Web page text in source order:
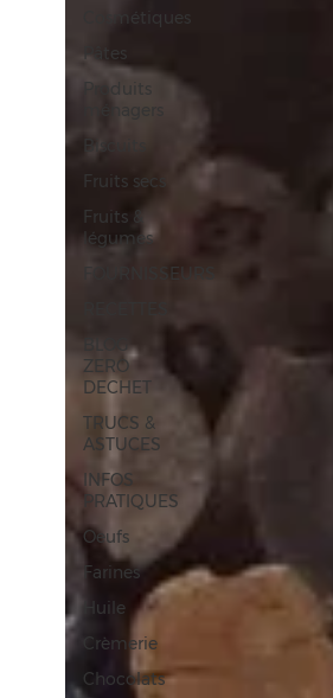
Cosmétiques
Pâtes
Produits
Fruits secs
Fruits &
légumes
FOURNISSEURS
ZERO
DECHET
TRUCS &
ASTUCES
INFOS
PRATIQUES
Oeufs
Farines
Huile
Crèmerie
Chocolats